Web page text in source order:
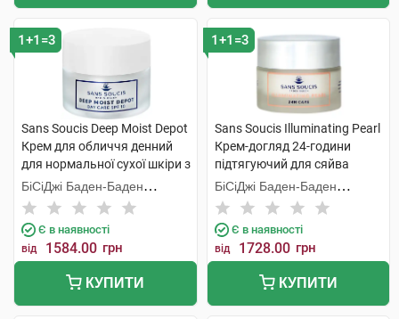
1+1=3
Sans Soucis Deep Moist Depot
Крем для обличчя денний
для нормальної сухої шкіри з
SPF10 50 мл 1 шт
БіСіДжі Баден-Баден
Косметікс Груп Гмбх
Є в наявності
від 1584.00 грн
КУПИТИ
1+1=3
Sans Soucis Illuminating Pearl
Крем-догляд 24-години
підтягуючий для сяйва
нормальної шкіри 50 мл 1
банка
БіСіДжі Баден-Баден
Косметікс Груп Гмбх
Є в наявності
від 1728.00 грн
КУПИТИ